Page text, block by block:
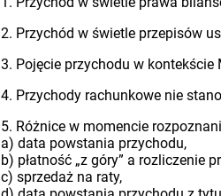
2. Przychód w świetle przepisów
3. Pojęcie przychodu w
4. Przychody rachunkowe nie
5. Różnice w momencie
a) data powstania przychodu,
b) płatność „z góry” a rozliczenie
c) sprzedaż na raty,